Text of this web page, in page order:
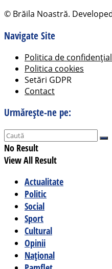
© Brăila Noastră.
Navigate Site
Politica de
Politica cookies
Setări GDPR
Contact
Urmărește-ne pe:
No Result
View All Result
Actualitate
Politic
Social
Sport
Cultural
Opinii
Național